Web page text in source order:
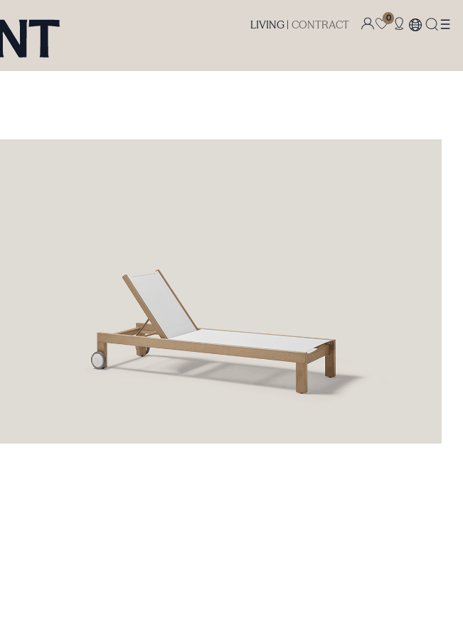
LIVING | CONTRACT
0